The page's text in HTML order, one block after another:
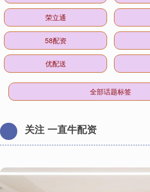
荣立通
58配资
优配送
全部话题标签
关注 一直牛配资